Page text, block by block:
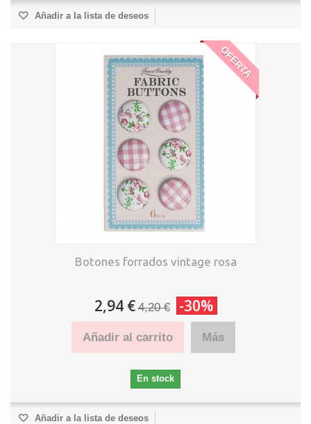
Añadir a la lista de deseos
OFERTA
Botones forrados vintage rosa
2,94 € 4,20 € -30%
Añadir al carrito Más
En stock
Añadir a la lista de deseos